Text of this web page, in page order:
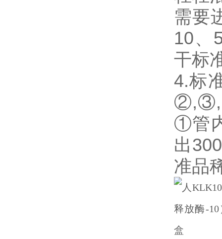
需要
10、
干标
4.标
①管
出
准品